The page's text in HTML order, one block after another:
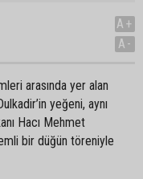
A+
A-
arasında yer alan
yeğeni, aynı
Hacı Mehmet
bir düğün töreniyle